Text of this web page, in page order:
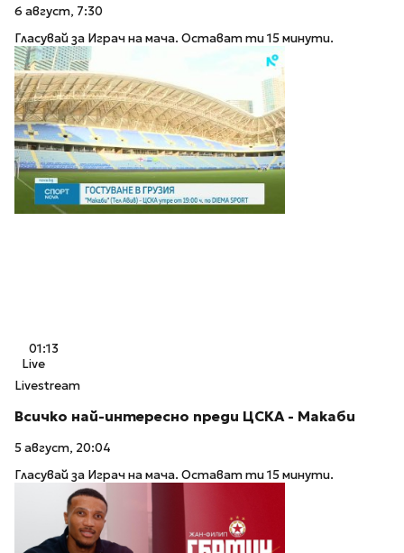
6 август, 7:30
Гласувай за Играч на мача. Остават ти 15 минути.
01:13
Live
Livestream
Всичко най-интересно преди ЦСКА - Макаби
5 август, 20:04
Гласувай за Играч на мача. Остават ти 15 минути.